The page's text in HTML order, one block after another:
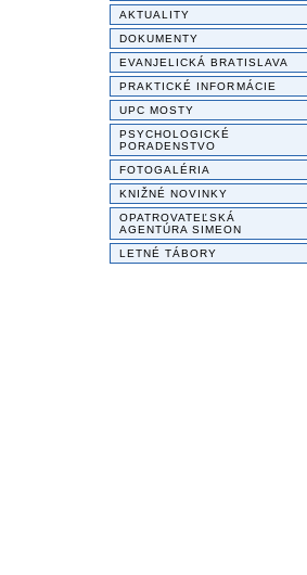
AKTUALITY
DOKUMENTY
EVANJELICKÁ BRATISLAVA
PRAKTICKÉ INFORMÁCIE
UPC MOSTY
PSYCHOLOGICKÉ
PORADENSTVO
FOTOGALÉRIA
KNIŽNÉ NOVINKY
OPATROVATEĽSKÁ
AGENTÚRA SIMEON
LETNÉ TÁBORY